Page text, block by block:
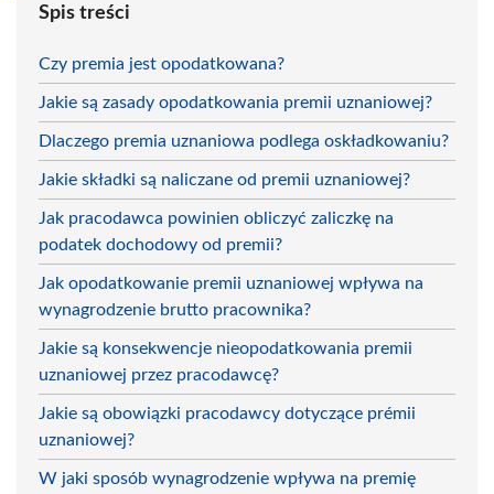
Spis treści
Czy premia jest opodatkowana?
Jakie są zasady opodatkowania premii uznaniowej?
Dlaczego premia uznaniowa podlega oskładkowaniu?
Jakie składki są naliczane od premii uznaniowej?
Jak pracodawca powinien obliczyć zaliczkę na
podatek dochodowy od premii?
Jak opodatkowanie premii uznaniowej wpływa na
wynagrodzenie brutto pracownika?
Jakie są konsekwencje nieopodatkowania premii
uznaniowej przez pracodawcę?
Jakie są obowiązki pracodawcy dotyczące prémii
uznaniowej?
W jaki sposób wynagrodzenie wpływa na premię